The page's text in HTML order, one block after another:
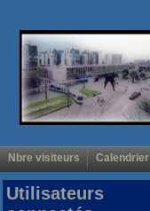
Nbre visiteurs Calendrier
Utilisateurs